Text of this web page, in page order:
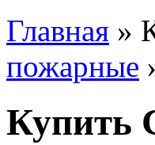
Главная »
пожарные
Купить